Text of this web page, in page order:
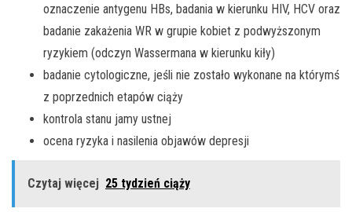
oznaczenie antygenu HBs, badania w kierunku HIV, HCV oraz
badanie zakażenia WR w grupie kobiet z podwyższonym
ryzykiem (odczyn Wassermana w kierunku kiły)
badanie cytologiczne, jeśli nie zostało wykonane na którymś
z poprzednich etapów ciąży
kontrola stanu jamy ustnej
ocena ryzyka i nasilenia objawów depresji
Czytaj więcej 25 tydzień ciąży